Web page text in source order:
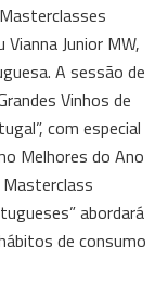
Junior MW,
A sessão de
Vinhos de
com especial
Melhores do Ano
Masterclass
abordará
de consumo